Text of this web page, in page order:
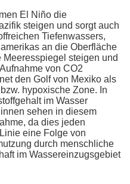
El Niño die
steigen und sorgt auch
Tiefenwassers,
an die Oberfläche
Meeresspiegel steigen und
von CO2
den Golf von Mexiko als
hypoxische Zone. In
im Wasser
sehen in diesem
da dies jeden
eine Folge von
durch menschliche
im Wassereinzugsgebiet